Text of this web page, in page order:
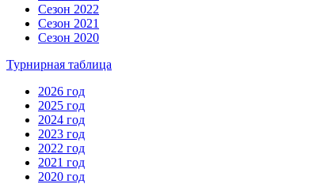
Сезон 2022
Сезон 2021
Сезон 2020
Турнирная таблица
2026 год
2025 год
2024 год
2023 год
2022 год
2021 год
2020 год